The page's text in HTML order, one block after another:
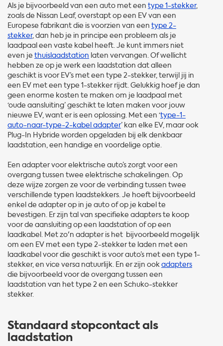
Als je bijvoorbeeld van een auto met een type 1-stekker,
zoals de Nissan Leaf, overstapt op een EV van een
Europese fabrikant die is voorzien van een type 2-
stekker, dan heb je in principe een probleem als je
laadpaal een vaste kabel heeft. Je kunt immers niet
even je thuislaadstation laten vervangen. Of wellicht
hebben ze op je werk een laadstation dat alleen
geschikt is voor EV’s met een type 2-stekker, terwijl jij in
een EV met een type 1-stekker rijdt. Gelukkig hoef je dan
geen enorme kosten te maken om je laadpaal met
‘oude aansluiting’ geschikt te laten maken voor jouw
nieuwe EV, want er is een oplossing. Met een ‘type-1-
auto-naar-type-2-kabel adapter’ kan elke EV, maar ook
Plug-In Hybride worden opgeladen bij elk denkbaar
laadstation, een handige en voordelige optie.
Een adapter voor elektrische auto’s zorgt voor een
overgang tussen twee elektrische schakelingen. Op
deze wijze zorgen ze voor de verbinding tussen twee
verschillende typen laadstekkers. Je hoeft bijvoorbeeld
enkel de adapter op in je auto of op je kabel te
bevestigen. Er zijn tal van specifieke adapters te koop
voor de aansluiting op een laadstation of op een
laadkabel. Met zo'n adapter is het bijvoorbeeld mogelijk
om een EV met een type 2-stekker te laden met een
laadkabel voor die geschikt is voor auto’s met een type 1-
stekker, en vice versa natuurlijk. En er zijn ookadapters
die bijvoorbeeld voor de overgang tussen een
laadstation van het type 2 en een Schuko-stekker
stekker.
Standaard stopcontact als
laadstation